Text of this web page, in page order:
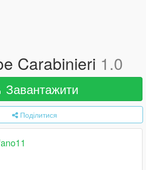
Carabinieri 1.0
Завантажити
Поділитися